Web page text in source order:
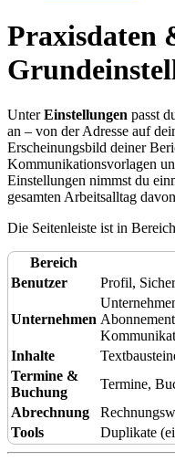
Praxisdaten
UnterEinstellungen passt
an – von der Adresse auf
Erscheinungsbild deiner
Kommunikationsvorlagen
Einstellungen nimmst du
gesamten Arbeitsalltag
Die Seitenleiste ist in
Bereich
Benutzer
Profil,
Unternehmen
Inhalte
Termine &
Buchung
Termine,
Abrechnung
Tools
Duplikate